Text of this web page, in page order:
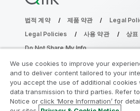
법적 계약 제품 약관
Legal
Legal Policies
사용 약관
상표
Do Not Share My Info
Copyright © 1993-2026 QlikTech
및 복제를 금합니다.
분석 현대화 프로그램에 참여
We use cookies to improve your
and to deliver content tailored to your
you accept the use of additional cookies
data transmission to third parties. Refer
Notice or click ‘More Information’ for